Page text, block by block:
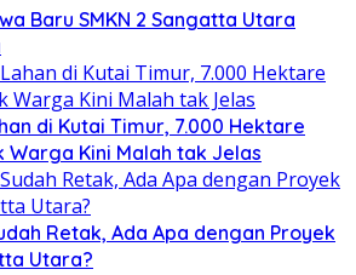
Baru SMKN 2 Sangatta Utara
di Kutai Timur, 7.000 Hektare
Warga Kini Malah tak Jelas
Retak, Ada Apa dengan Proyek
Utara?